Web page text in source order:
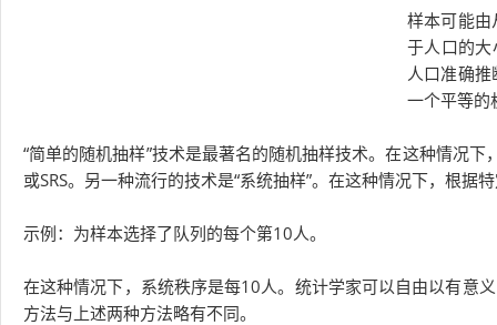
样本可能由
于人口的大
人口准确
一个平等的
“简单的随机抽样”技术是最著名的随机抽样技术。在这种情况
或SRS。另一种流行的技术是“系统抽样”。在这种情况下，根据
示例：为样本选择了队列的每个第10人。
在这种情况下，系统秩序是每10人。统计学家可以自由以有意
方法与上述两种方法略有不同。